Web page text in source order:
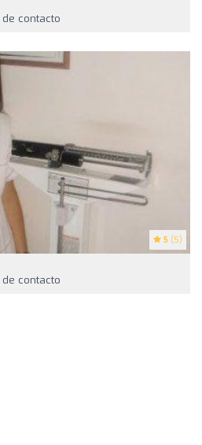
contacto
5 (5)
contacto